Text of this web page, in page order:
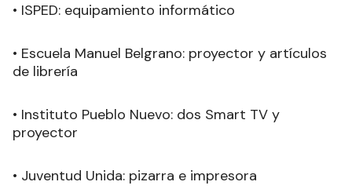
• ISPED: equipamiento informático
• Escuela Manuel Belgrano: proyector y artículos
de librería
• Instituto Pueblo Nuevo: dos Smart TV y
proyector
• Juventud Unida: pizarra e impresora